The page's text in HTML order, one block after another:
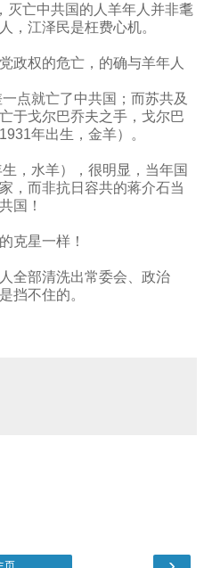
灭亡中共国的人羊年人并非耄
，江泽民是枉费心机。
政权的危亡，的确与羊年人
点就亡了中共国；而苏共及
于戈尔巴乔夫之手，戈尔巴
1931年出生，金羊）。
，水羊），很明显，当年国
，而非抗日容共的蒋介石当
国！
克星一样！
全部清洗出常委会、政治
挡不住的。